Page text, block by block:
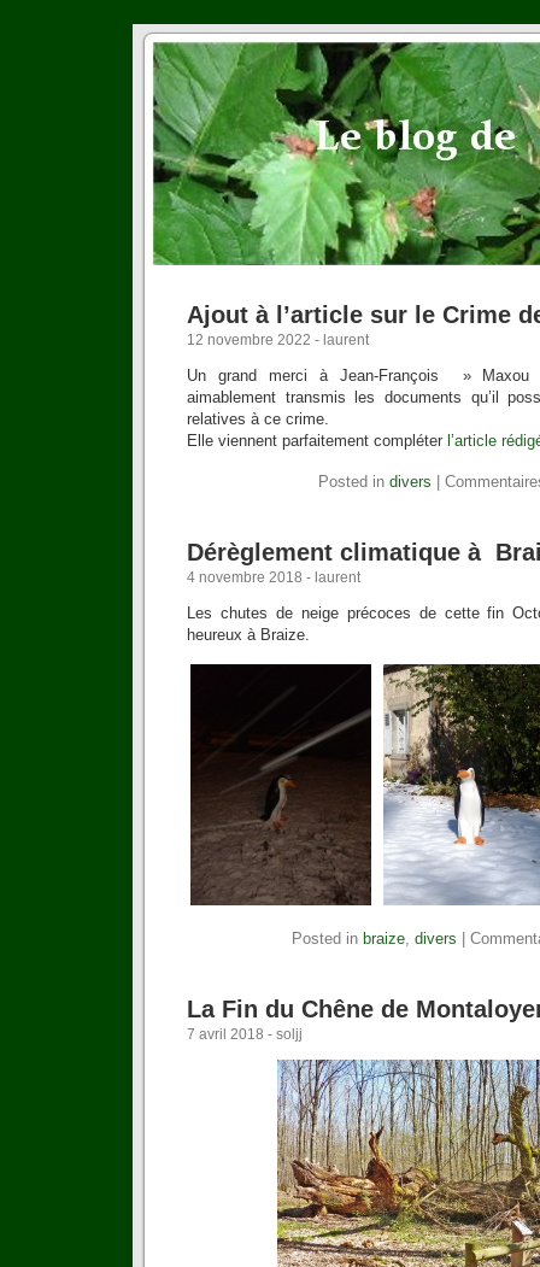
Ajout à l’article sur le Crime
12 novembre 2022 - laurent
Un grand merci à Jean-François »
aimablement transmis les documents qu’il
relatives à ce crime.
Elle viennent parfaitement compléter l’article
Posted in divers
Dérèglement climatique à
4 novembre 2018 - laurent
Les chutes de neige précoces de cette fin
heureux à Braize.
Posted in braize, divers
La Fin du Chêne de
7 avril 2018 - soljj